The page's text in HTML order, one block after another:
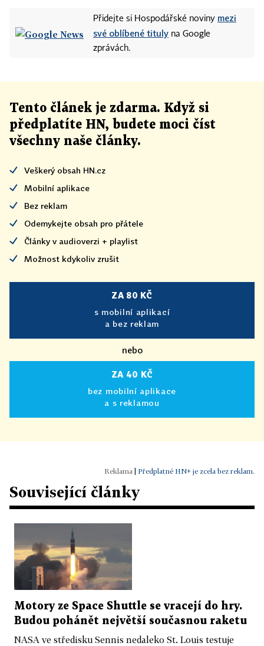
Přidejte si Hospodářské noviny mezi
své oblíbené tituly na Google
zprávách.
Tento článek je zdarma. Když si
předplatíte HN, budete moci číst
všechny naše články.
Veškerý obsah HN.cz
Mobilní aplikace
Bez reklam
Odemykejte obsah pro přátele
Články v audioverzi + playlist
Možnost kdykoliv zrušit
ZA 80 KČ
s mobilní aplikací
a bez reklam
nebo
ZA 40 KČ
bez mobilní aplikace
a s reklamou
Předplatné HN+ je zcela bez reklam.
Související články
Motory ze Space Shuttle se vracejí do hry.
Budou pohánět největší současnou raketu
NASA ve středisku Sennis nedaleko St. Louis testuje